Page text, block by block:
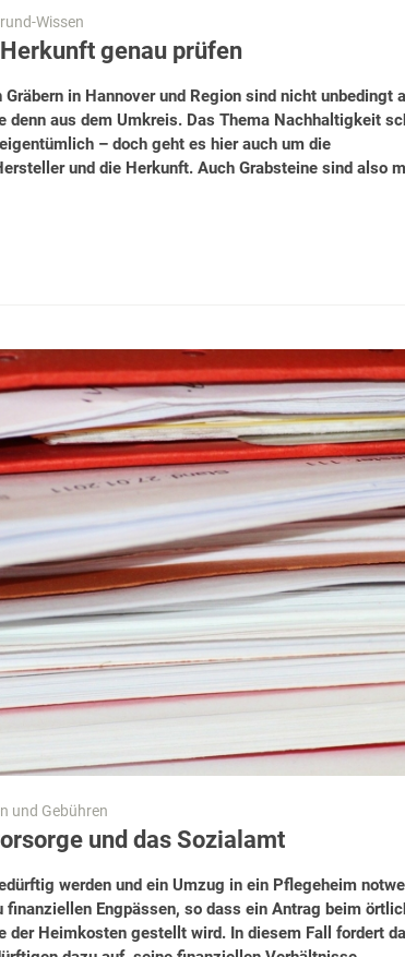
Wissen
genau prüfen
in Hannover und Region sind nicht unbedingt
denn aus dem Umkreis. Das Thema Nachhaltigkeit
– doch geht es hier auch um die
und die Herkunft. Auch Grabsteine sind also
und Gebühren
und das Sozialamt
werden und ein Umzug in ein Pflegeheim
Engpässen, so dass ein Antrag beim
der Heimkosten gestellt wird. In diesem Fall fordert